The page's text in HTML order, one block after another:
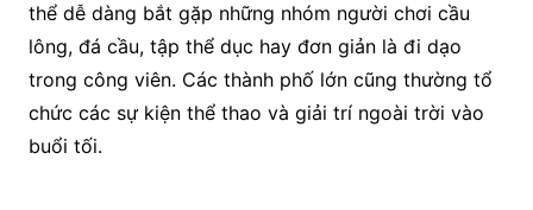
thể dễ dàng bắt gặp những nhóm người chơi cầu
lông, đá cầu, tập thể dục hay đơn giản là đi dạo
trong công viên. Các thành phố lớn cũng thường tổ
chức các sự kiện thể thao và giải trí ngoài trời vào
buổi tối.